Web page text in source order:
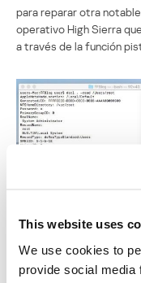
This website uses
We use cookies to
provide social media
para reparar otra
operativo High Sierra
a través de la función